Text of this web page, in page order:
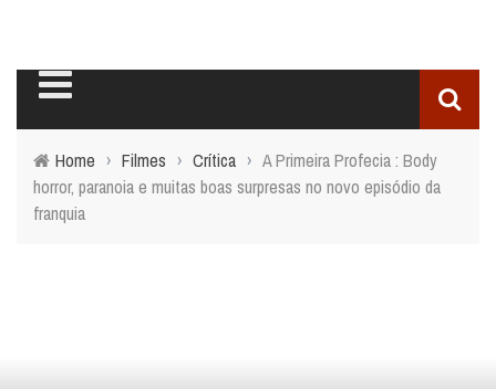
Home › Filmes › Crítica › A Primeira Profecia : Body
horror, paranoia e muitas boas surpresas no novo episódio da
franquia